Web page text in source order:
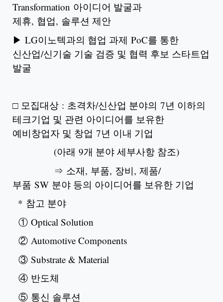
Transformation 아이디어 발굴과
제휴, 협업, 솔루션 제안
▶ LG이노텍과의 협업 과제 PoC를 통한
신산업/신기술 기술 검증 및 협력 후보 스타트업
발굴
□ 모집대상 : 초격차/신산업 분야의 7년 이하의
테크기업 및 관련 아이디어를 보유한
예비창업자 및 창업 7년 이내 기업
(아래 9개 분야 세부사항 참조)
⇒ 소재, 부품, 장비, 제품/
부품 SW 분야 등의 아이디어를 보유한 기업
* 참고 분야
① Optical Solution
② Automotive Components
③ Substrate & Material
④ 반도체
⑤ 통신 솔루션